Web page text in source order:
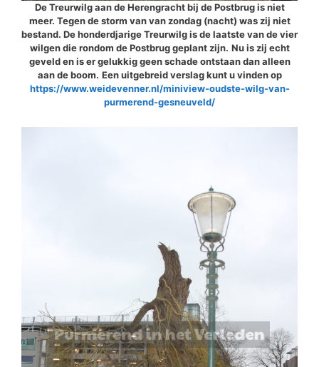
De Treurwilg aan de Herengracht bij de Postbrug is niet
meer. Tegen de storm van van zondag (nacht) was zij niet
bestand. De honderdjarige Treurwilg is de laatste van de vier
wilgen die rondom de Postbrug geplant zijn. Nu is zij echt
geveld en is er gelukkig geen schade ontstaan dan alleen
aan de boom. Een uitgebreid verslag kunt u vinden op
https://www.weidevenner.nl/miniview-oudste-wilg-van-
purmerend-gesneuveld/